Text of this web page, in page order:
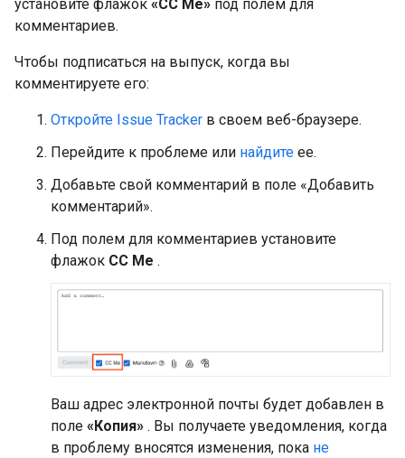
установите флажок «CC Me» под полем для
комментариев.
Чтобы подписаться на выпуск, когда вы
комментируете его:
Откройте Issue Tracker в своем веб-браузере.
Перейдите к проблеме или найдите ее.
Добавьте свой комментарий в поле «Добавить
комментарий».
Под полем для комментариев установите
флажок CC Me .
Ваш адрес электронной почты будет добавлен в
поле «Копия» . Вы получаете уведомления, когда
в проблему вносятся изменения, пока не